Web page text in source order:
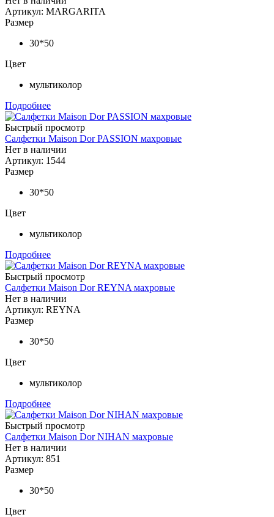
Артикул: MARGARITA
Размер
30*50
Цвет
мультиколор
Подробнее
Быстрый просмотр
Салфетки Maison Dor PASSION махровые
Нет в наличии
Артикул: 1544
Размер
30*50
Цвет
мультиколор
Подробнее
Быстрый просмотр
Салфетки Maison Dor REYNA махровые
Нет в наличии
Артикул: REYNA
Размер
30*50
Цвет
мультиколор
Подробнее
Быстрый просмотр
Салфетки Maison Dor NIHAN махровые
Нет в наличии
Артикул: 851
Размер
30*50
Цвет